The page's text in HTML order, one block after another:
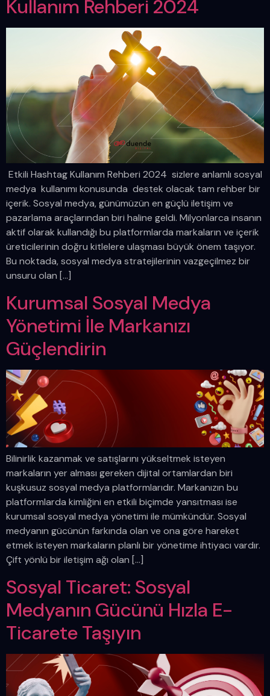
Kullanım Rehberi 2024
Etkili Hashtag Kullanım Rehberi 2024 sizlere anlamlı sosyal
medya kullanımı konusunda destek olacak tam rehber bir
içerik. Sosyal medya, günümüzün en güçlü iletişim ve
pazarlama araçlarından biri haline geldi. Milyonlarca insanın
aktif olarak kullandığı bu platformlarda markaların ve içerik
üreticilerinin doğru kitlelere ulaşması büyük önem taşıyor.
Bu noktada, sosyal medya stratejilerinin vazgeçilmez bir
unsuru olan […]
Kurumsal Sosyal Medya
Yönetimi İle Markanızı
Güçlendirin
Bilinirlik kazanmak ve satışlarını yükseltmek isteyen
markaların yer alması gereken dijital ortamlardan biri
kuşkusuz sosyal medya platformlarıdır. Markanızın bu
platformlarda kimliğini en etkili biçimde yansıtması ise
kurumsal sosyal medya yönetimi ile mümkündür. Sosyal
medyanın gücünün farkında olan ve ona göre hareket
etmek isteyen markaların planlı bir yönetime ihtiyacı vardır.
Çift yönlü bir iletişim ağı olan […]
Sosyal Ticaret: Sosyal
Medyanın Gücünü Hızla E-
Ticarete Taşıyın